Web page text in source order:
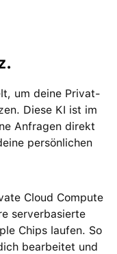
um deine Privat­
Diese KI ist im
Anfragen direkt
persön­lichen
Cloud Compute
server­basierte
Chips laufen. So
bear­beitet und